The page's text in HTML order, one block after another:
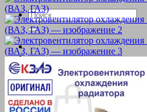
Искать: